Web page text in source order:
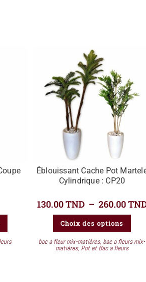
Éblouissant Cache Pot
Cylindrique : CP20
130.00TND – 260.00
Choix des options
bac a fleur mix-matiéres, bac a fleurs mix-
matiéres, Pot et Bac a fleurs